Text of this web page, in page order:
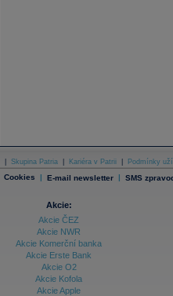
Skupina Patria Kariéra v Patrii Podmínky
Cookies | E-mail newsletter | SMS
Akcie:
Akcie ČEZ
Akcie NWR
Akcie Komerční banka
Akcie Erste Bank
Akcie O2
Akcie Kofola
Akcie Apple